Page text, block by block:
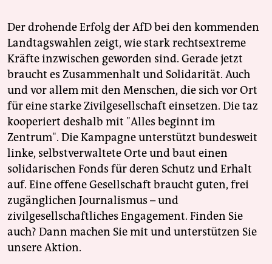
Der drohende Erfolg der AfD bei den kommenden
Landtagswahlen zeigt, wie stark rechtsextreme
Kräfte inzwischen geworden sind. Gerade jetzt
braucht es Zusammenhalt und Solidarität. Auch
und vor allem mit den Menschen, die sich vor Ort
für eine starke Zivilgesellschaft einsetzen. Die taz
kooperiert deshalb mit "Alles beginnt im
Zentrum". Die Kampagne unterstützt bundesweit
linke, selbstverwaltete Orte und baut einen
solidarischen Fonds für deren Schutz und Erhalt
auf. Eine offene Gesellschaft braucht guten, frei
zugänglichen Journalismus – und
zivilgesellschaftliches Engagement. Finden Sie
auch? Dann machen Sie mit und unterstützen Sie
unsere Aktion.